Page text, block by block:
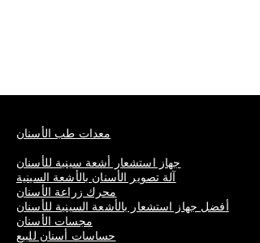
معدات طب الأسنان
جهاز استشعار أشعة سينية للأسنان
آلة تصوير الأسنان بالأشعة السينية
محرك زراعة الأسنان
أفضل جهاز استشعار بالأشعة السينية للأسنان
مجسات الأسنان
حساسات أسنان للبيع